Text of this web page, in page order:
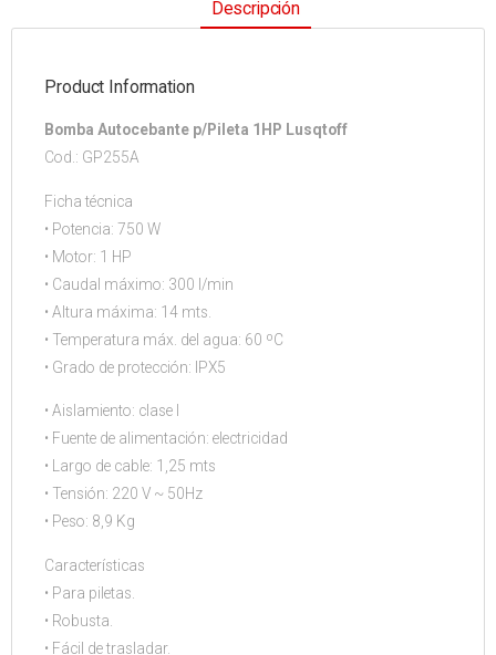
Descripción
Product Information
Bomba Autocebante p/Pileta 1HP Lusqtoff
Cod.: GP255A
Ficha técnica
• Potencia: 750 W
• Motor: 1 HP
• Caudal máximo: 300 l/min
• Altura máxima: 14 mts.
• Temperatura máx. del agua: 60 ºC
• Grado de protección: IPX5
• Aislamiento: clase I
• Fuente de alimentación: electricidad
• Largo de cable: 1,25 mts
• Tensión: 220 V ~ 50Hz
• Peso: 8,9 Kg
Características
• Para piletas.
• Robusta.
• Fácil de trasladar.